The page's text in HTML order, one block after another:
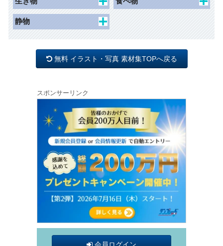
指示
秋
冬
ひなまつり
カーネーション
木 草 森
水辺
眺望
人物
静物
インテリア
無料 イラスト・写真 素材集TOPへ戻る
スポンサーリンク